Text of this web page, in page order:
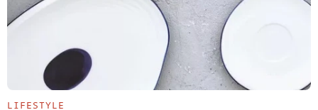
LIFESTYLE